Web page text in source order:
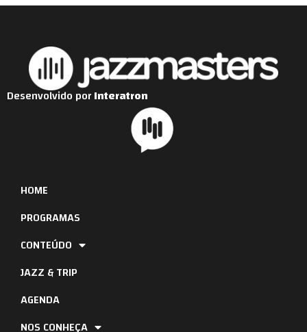
HOME
PROGRAMAS
CONTEÚDO
JAZZ & TRIP
AGENDA
NOS CONHEÇA
Desenvolvido porInteratron